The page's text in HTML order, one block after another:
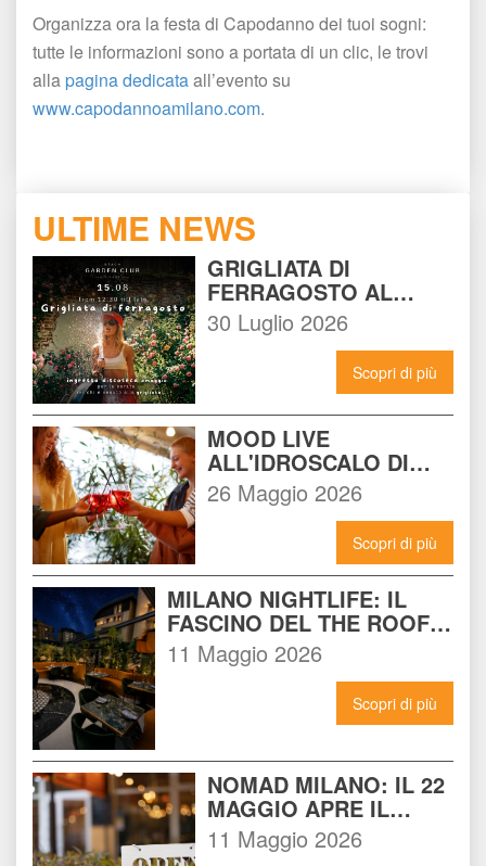
Organizza ora la festa di Capodanno dei tuoi sogni:
tutte le informazioni sono a portata di un clic, le trovi
alla pagina dedicata all’evento su
www.capodannoamilano.com.
ULTIME NEWS
GRIGLIATA DI
FERRAGOSTO AL
BEACH GARDEN CLUB
MILANO: LA FESTA DA
NON PERDERE DEL 15
30 Luglio 2026
Scopri di più
MOOD LIVE
ALL'IDROSCALO DI
MILANO: IL LOCALE
CHE DEVI CONOSCERE
26 Maggio 2026
Scopri di più
MILANO NIGHTLIFE: IL
FASCINO DEL THE ROOF
14 INCONTRA L'ENERGIA
DEL NOMAD
11 Maggio 2026
Scopri di più
NOMAD MILANO: IL 22
MAGGIO APRE IL
LOCALE CHE
CAMBIERÀ I VENERDÌ
11 Maggio 2026